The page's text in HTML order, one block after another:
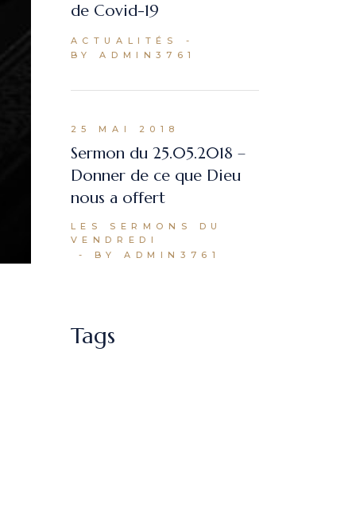
de Covid-19
ACTUALITÉS
BY ADMIN3761
25 MAI 2018
Sermon du 25.05.2018 –
Donner de ce que Dieu
nous a offert
LES SERMONS DU
VENDREDI
BY ADMIN3761
Tags